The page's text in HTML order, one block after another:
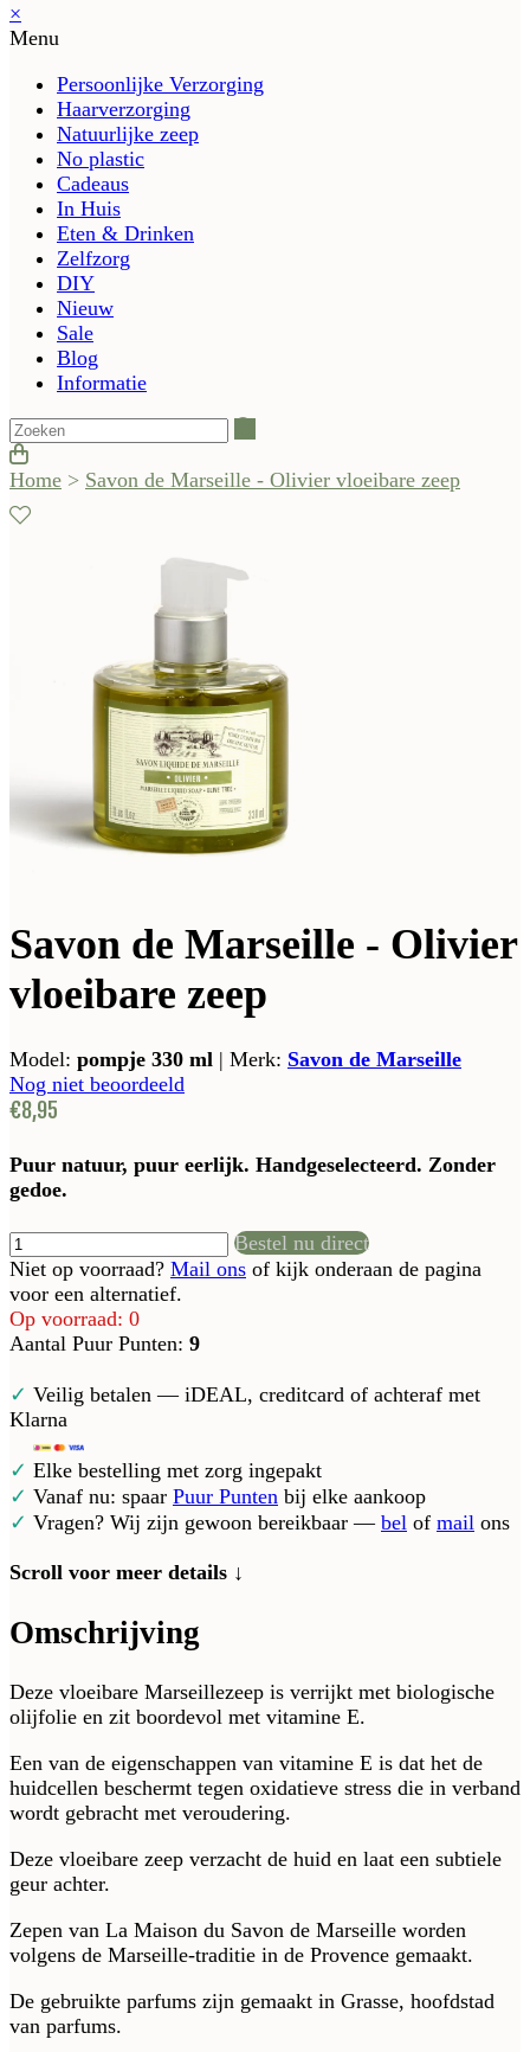
×
Menu
Persoonlijke Verzorging
Haarverzorging
Natuurlijke zeep
No plastic
Cadeaus
In Huis
Eten & Drinken
Zelfzorg
DIY
Nieuw
Sale
Blog
Informatie
Home > Savon de Marseille - Olivier vloeibare zeep
Savon de Marseille - Olivier
vloeibare zeep
Model: pompje 330 ml | Merk: Savon de Marseille
Nog niet beoordeeld
€8,95
Puur natuur, puur eerlijk. Handgeselecteerd. Zonder
gedoe.
Bestel nu direct
Niet op voorraad? Mail ons of kijk onderaan de pagina
voor een alternatief.
Op voorraad: 0
Aantal Puur Punten: 9
✓ Veilig betalen — iDEAL, creditcard of achteraf met
Klarna
✓ Elke bestelling met zorg ingepakt
✓ Vanaf nu: spaar Puur Punten bij elke aankoop
✓ Vragen? Wij zijn gewoon bereikbaar — bel of mail ons
Scroll voor meer details ↓
Omschrijving
Deze vloeibare Marseillezeep is verrijkt met biologische
olijfolie en zit boordevol met vitamine E.
Een van de eigenschappen van vitamine E is dat het de
huidcellen beschermt tegen oxidatieve stress die in verband
wordt gebracht met veroudering.
Deze vloeibare zeep verzacht de huid en laat een subtiele
geur achter.
Zepen van La Maison du Savon de Marseille worden
volgens de Marseille-traditie in de Provence gemaakt.
De gebruikte parfums zijn gemaakt in Grasse, hoofdstad
van parfums.